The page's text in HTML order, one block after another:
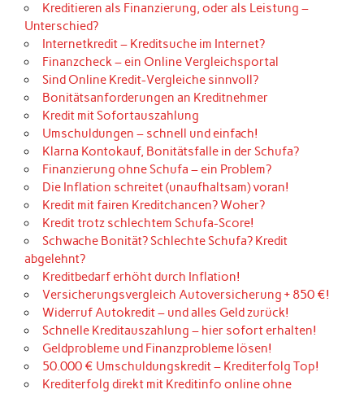
Kreditieren als Finanzierung, oder als Leistung –
Unterschied?
Internetkredit – Kreditsuche im Internet?
Finanzcheck – ein Online Vergleichsportal
Sind Online Kredit-Vergleiche sinnvoll?
Bonitätsanforderungen an Kreditnehmer
Kredit mit Sofortauszahlung
Umschuldungen – schnell und einfach!
Klarna Kontokauf, Bonitätsfalle in der Schufa?
Finanzierung ohne Schufa – ein Problem?
Die Inflation schreitet (unaufhaltsam) voran!
Kredit mit fairen Kreditchancen? Woher?
Kredit trotz schlechtem Schufa-Score!
Schwache Bonität? Schlechte Schufa? Kredit
abgelehnt?
Kreditbedarf erhöht durch Inflation!
Versicherungsvergleich Autoversicherung + 850 €!
Widerruf Autokredit – und alles Geld zurück!
Schnelle Kreditauszahlung – hier sofort erhalten!
Geldprobleme und Finanzprobleme lösen!
50.000 € Umschuldungskredit – Krediterfolg Top!
Krediterfolg direkt mit Kreditinfo online ohne